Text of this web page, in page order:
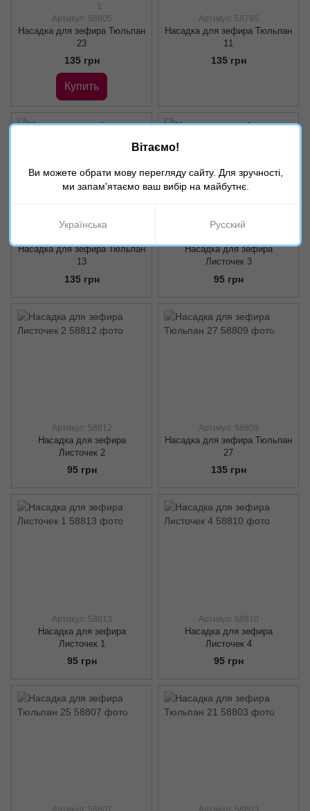
1
Артикул: 58805
Насадка для зефира Тюльпан
23
135 грн
Купить
Артикул: 58795
Насадка для зефира Тюльпан
11
135 грн
Насадка для зефира Тюльпан
13
135 грн
Насадка для зефира
Листочек 3
95 грн
Артикул: 58812
Насадка для зефира
Листочек 2
95 грн
Артикул: 58809
Насадка для зефира Тюльпан
27
135 грн
Артикул: 58813
Насадка для зефира
Листочек 1
95 грн
Артикул: 58810
Насадка для зефира
Листочек 4
95 грн
Вітаємо!
Ви можете обрати мову перегляду сайту. Для зручності,
ми запам'ятаємо ваш вибір на майбутнє.
Українська Русский